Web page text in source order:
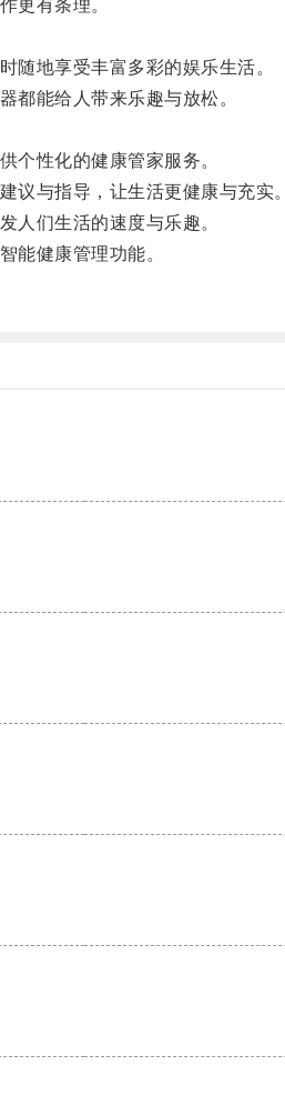
更有条理。
地享受丰富多彩的娱乐生活。
能给人带来乐趣与放松。
性化的健康管家服务。
与指导，让生活更健康与充实。
们生活的速度与乐趣。
健康管理功能。